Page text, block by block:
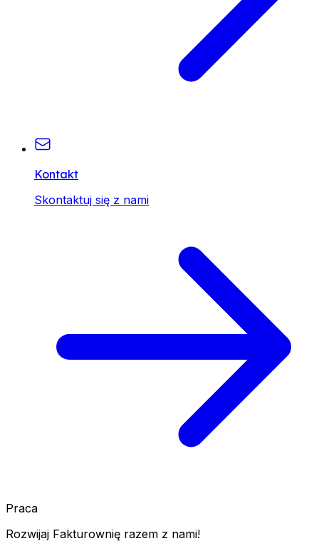
Kontakt
Skontaktuj się z nami
Praca
Rozwijaj Fakturownię razem z nami!